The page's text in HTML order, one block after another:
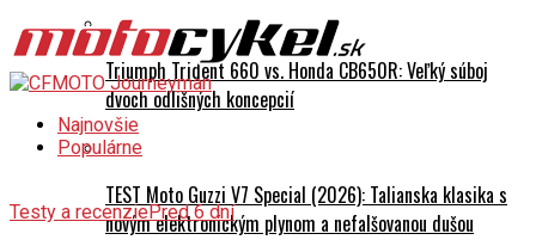
Triumph Trident 660 vs. Honda CB650R: Veľký súboj
dvoch odlišných koncepcií
TEST Moto Guzzi V7 Special (2026): Talianska klasika s
novým elektronickým plynom a nefalšovanou dušou
Najnovšie
Populárne
Testy a recenziePred 6 dní